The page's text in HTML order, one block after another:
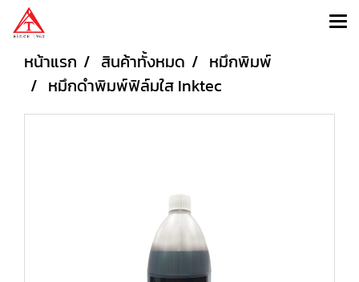
หน้าแรก สินค้าทั้งหมด
หมึกพิมพ์
หมึกดำพิมพ์ฟิล์มใส Inktec